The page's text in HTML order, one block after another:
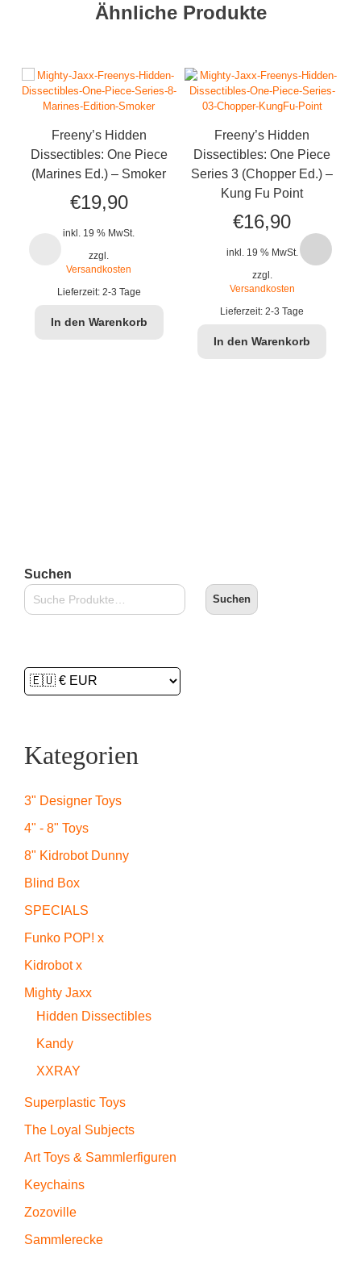
Ähnliche Produkte
Freeny’s Hidden
Dissectibles: One Piece
(Marines Ed.) – Smoker
€19,90
inkl. 19 % MwSt.
zzgl.
Versandkosten
Lieferzeit: 2-3 Tage
In den Warenkorb
Freeny’s Hidden
Dissectibles: One Piece
Series 3 (Chopper Ed.) –
Kung Fu Point
€16,90
inkl. 19 % MwSt.
zzgl.
Versandkosten
Lieferzeit:2-3 Tage
In den Warenkorb
Suchen
Suchen
Kategorien
3" Designer Toys
4" - 8" Toys
8" Kidrobot Dunny
Blind Box
SPECIALS
Funko POP! x
Kidrobot x
Mighty Jaxx
Hidden Dissectibles
Kandy
XXRAY
Superplastic Toys
The Loyal Subjects
Art Toys & Sammlerfiguren
Keychains
Zozoville
Sammlerecke